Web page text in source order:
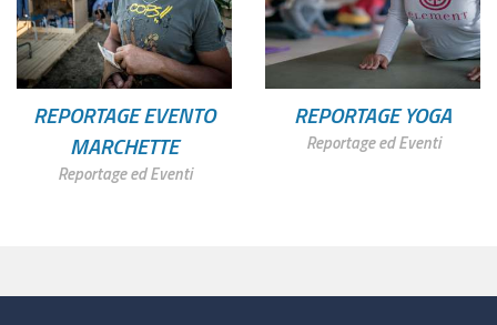
REPORTAGE EVENTO
MARCHETTE
Reportage ed Eventi
REPORTAGE YOGA
Reportage ed Eventi